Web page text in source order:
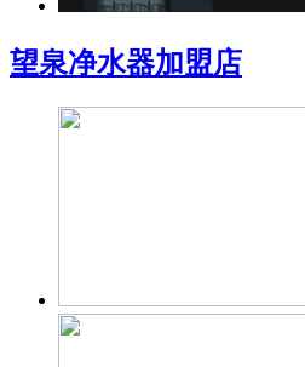
望泉净水器加盟店